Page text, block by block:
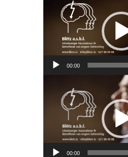
Player
00:00
Player
00:00